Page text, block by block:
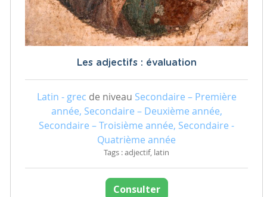
Les adjectifs : évaluation
Latin - grec de niveau Secondaire – Première
année, Secondaire – Deuxième année,
Secondaire – Troisième année, Secondaire -
Quatrième année
Tags : adjectif, latin
Consulter